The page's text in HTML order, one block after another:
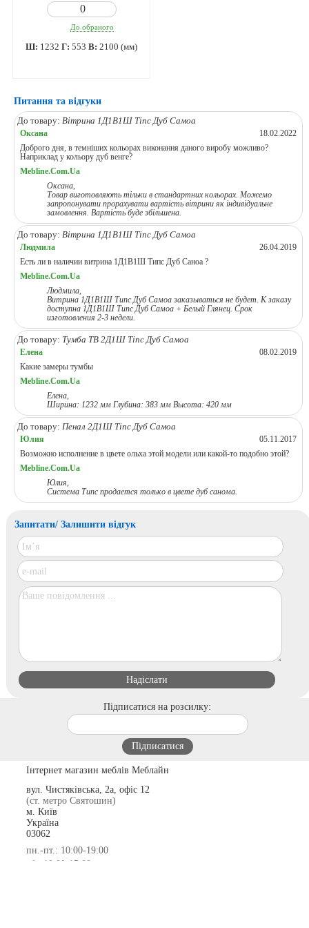
До обраного
Ш: 1232 Г:553 В:2100 (мм)
Питання та відгуки
До товару: Вітрина 1Д1В1Ш Тіпс Дуб Самоа
Оксана
18.02.2022
Доброго дня, в темніших кольорах виконання даного виробу можливо?
Наприклад у кольору дуб венге?
Mebline.Com.Ua
Оксана,
Товар виготовляють тільки в стандартних кольорах. Можемо
запропонувати прорахувати вартість вітрини як індивідуальне
замовлення. Вартість буде збільшена.
До товару: Вітрина 1Д1В1Ш Тіпс Дуб Самоа
Людмила
26.04.2019
Есть ли в наличии витрина 1Д1В1Ш Типс Дуб Саноа ?
Mebline.Com.Ua
Людмила,
Витрина 1Д1В1Ш Типс Дуб Самоа заказываться не будет. К заказу
доступна 1Д1В1Ш Типс Дуб Самоа + Белый Глянец. Срок
изготовления 2-3 недели.
До товару: Тумба ТВ 2Д1Ш Тіпс Дуб Самоа
Елена
08.02.2019
Какие замеры тумбы
Mebline.Com.Ua
Елена,
Ширина: 1232 мм Глубина: 383 мм Высота: 420 мм
До товару: Пенал 2Д1Ш Тіпс Дуб Самоа
Юлия
05.11.2017
Возможно исполнение в цвете ольха этой модели или какой-то подобно этой?
Mebline.Com.Ua
Юлия,
Система Типс продается только в цвете дуб санома.
Запитати/ Залишити відгук
Підписатися на розсилку:
Інтернет магазин меблів Меблайн
вул. Чистяківська, 2а, офіс 12
(ст. метро Святошин)
м. Київ
Україна
03062
пн.-пт.: 10:00-19:00
сб.: 10:00-15:00